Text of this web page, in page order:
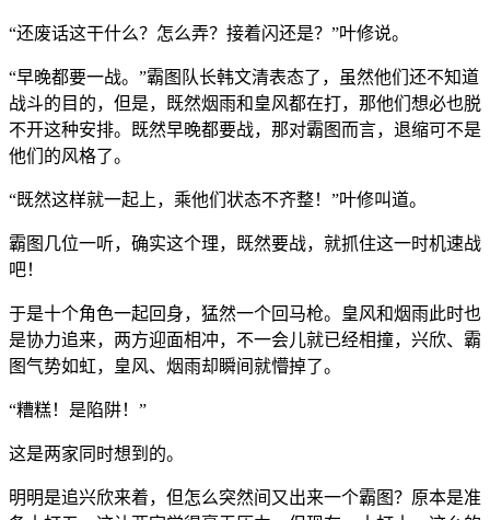
“还废话这干什么？怎么弄？接着闪还是？”叶修说。
“早晚都要一战。”霸图队长韩文清表态了，虽然他们还不知道
战斗的目的，但是，既然烟雨和皇风都在打，那他们想必也脱
不开这种安排。既然早晚都要战，那对霸图而言，退缩可不是
他们的风格了。
“既然这样就一起上，乘他们状态不齐整！”叶修叫道。
霸图几位一听，确实这个理，既然要战，就抓住这一时机速战
吧！
于是十个角色一起回身，猛然一个回马枪。皇风和烟雨此时也
是协力追来，两方迎面相冲，不一会儿就已经相撞，兴欣、霸
图气势如虹，皇风、烟雨却瞬间就懵掉了。
“糟糕！是陷阱！”
这是两家同时想到的。
明明是追兴欣来着，但怎么突然间又出来一个霸图？原本是准